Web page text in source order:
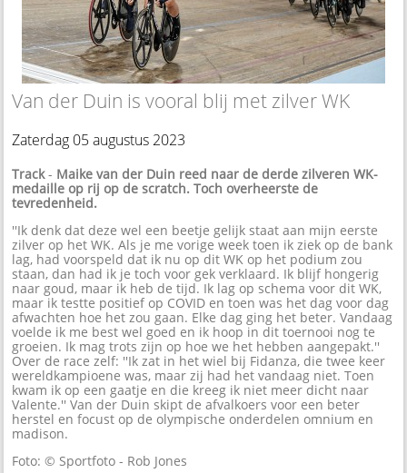
Van der Duin is vooral blij met zilver WK
Zaterdag 05 augustus 2023
Track- Maike van der Duin reed naar de derde zilveren WK-
medaille op rij op de scratch. Toch overheerste de
tevredenheid.
''Ik denk dat deze wel een beetje gelijk staat aan mijn eerste
zilver op het WK. Als je me vorige week toen ik ziek op de bank
lag, had voorspeld dat ik nu op dit WK op het podium zou
staan, dan had ik je toch voor gek verklaard. Ik blijf hongerig
naar goud, maar ik heb de tijd. Ik lag op schema voor dit WK,
maar ik testte positief op COVID en toen was het dag voor dag
afwachten hoe het zou gaan. Elke dag ging het beter. Vandaag
voelde ik me best wel goed en ik hoop in dit toernooi nog te
groeien. Ik mag trots zijn op hoe we het hebben aangepakt.''
Over de race zelf: ''Ik zat in het wiel bij Fidanza, die twee keer
wereldkampioene was, maar zij had het vandaag niet. Toen
kwam ik op een gaatje en die kreeg ik niet meer dicht naar
Valente.'' Van der Duin skipt de afvalkoers voor een beter
herstel en focust op de olympische onderdelen omnium en
madison.
Foto: © Sportfoto - Rob Jones